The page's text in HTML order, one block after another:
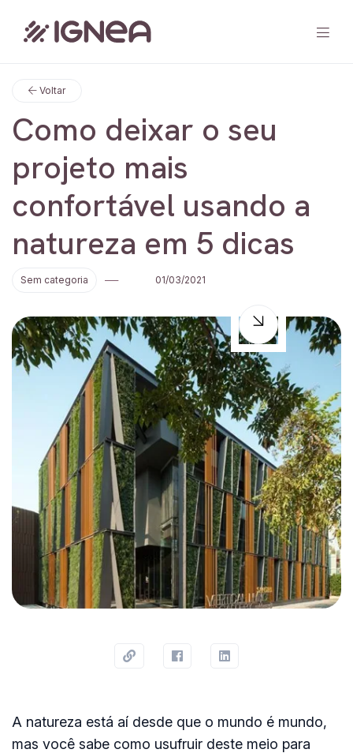
Blog
Contato
Voltar
Como deixar o seu
projeto mais
confortável usando a
natureza em 5 dicas
Sem categoria 01/03/2021
A natureza está aí desde que o mundo é mundo,
mas você sabe como usufruir deste meio para